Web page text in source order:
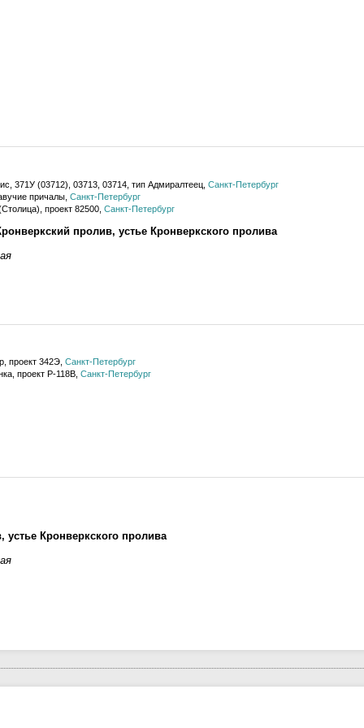
371У (03712), 03713, 03714, тип Адмиралтеец, Санкт-Петербург
причалы, Санкт-Петербург
проект 82500, Санкт-Петербург
пролив, устье Кронверкского пролива
проект 342Э, Санкт-Петербург
проект Р-118В, Санкт-Петербург
устье Кронверкского пролива